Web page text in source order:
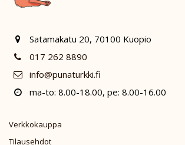
Satamakatu 20, 70100 Kuopio
017 262 8890
info@punaturkki.fi
ma-to: 8.00-18.00, pe: 8.00-16.00
Verkkokauppa
Tilausehdot